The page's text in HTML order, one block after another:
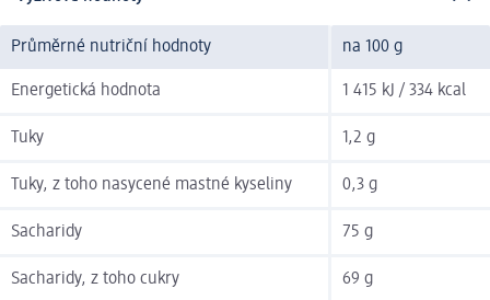
Průměrné nutriční hodnoty na 100 g
Energetická hodnota 1 415 kJ / 334 kcal
Tuky 1,2 g
Tuky, z toho nasycené mastné kyseliny 0,3 g
Sacharidy 75 g
Sacharidy, z toho cukry 69 g